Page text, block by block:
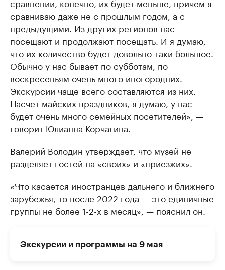
сравниваю даже не с прошлым годом, а с
предыдущими. Из других регионов нас
посещают и продолжают посещать. И я думаю,
что их количество будет довольно-таки большое.
Обычно у нас бывает по субботам, по
воскресеньям очень много иногородних.
Экскурсии чаще всего составляются из них.
Насчет майских праздников, я думаю, у нас
будет очень много семейных посетителей», —
говорит Юлианна Корчагина.
Валерий Володин утверждает, что музей не
разделяет гостей на «своих» и «приезжих».
«Что касается иностранцев дальнего и ближнего
зарубежья, то после 2022 года — это единичные
группы не более 1-2-х в месяц», — пояснил он.
Экскурсии и программы на 9 мая